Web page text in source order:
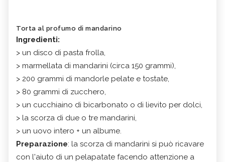
Torta al profumo di mandarino
Ingredienti:
> un disco di pasta frolla,
> marmellata di mandarini (circa 150 grammi),
> 200 grammi di mandorle pelate e tostate,
> 80 grammi di zucchero,
> un cucchiaino di bicarbonato o di lievito per dolci,
> la scorza di due o tre mandarini,
> un uovo intero + un albume.
Preparazione: la scorza di mandarini si può ricavare
con l'aiuto di un pelapatate facendo attenzione a